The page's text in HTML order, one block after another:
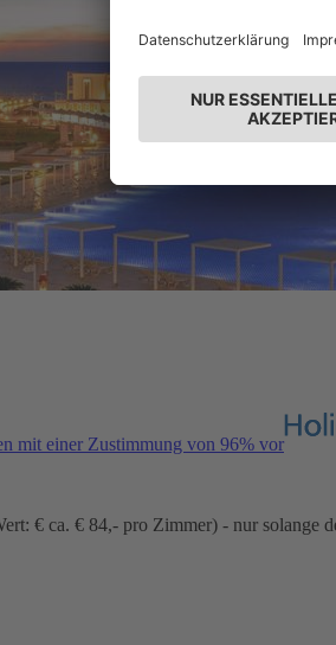
mit einer Zustimmung von 96% vor
€ ca. € 84,- pro Zimmer) - nur solange